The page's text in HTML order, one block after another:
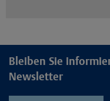
Bleiben Sie
Newsletter